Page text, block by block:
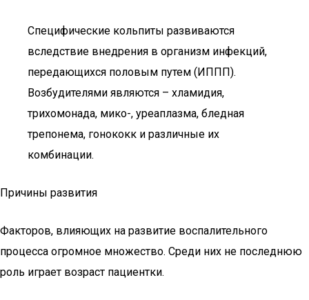
Специфические кольпиты развиваются
вследствие внедрения в организм инфекций,
передающихся половым путем (ИППП).
Возбудителями являются – хламидия,
трихомонада, мико-, уреаплазма, бледная
трепонема, гонококк и различные их
комбинации.
Причины развития
Факторов, влияющих на развитие воспалительного
процесса огромное множество. Среди них не последнюю
роль играет возраст пациентки.